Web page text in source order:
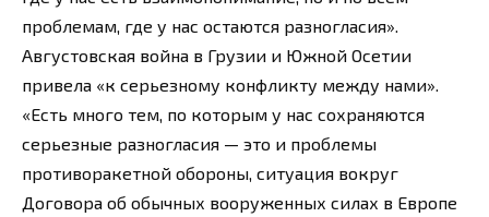
проблемам, где у нас остаются разногласия».
Августовская война в Грузии и Южной Осетии
привела «к серьезному конфликту между нами».
«Есть много тем, по которым у нас сохраняются
серьезные разногласия — это и проблемы
противоракетной обороны, ситуация вокруг
Договора об обычных вооруженных силах в Европе